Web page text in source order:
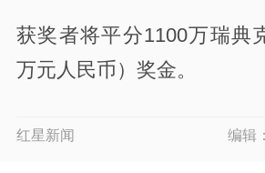
获奖者将平分1100万瑞典
万元人民币）奖金。
红星新闻 编辑